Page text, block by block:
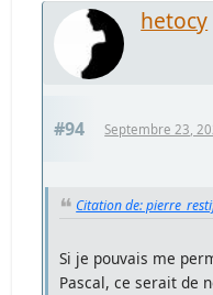
hetocy
#94 Septembre 23,
Citation de:
Si je pouvais me
Pascal, ce serait de